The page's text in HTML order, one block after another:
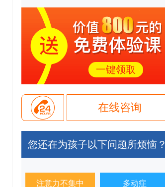
一键领取
在线咨询
您还在为孩子以下问题所烦恼？
注意力不集中 多动症